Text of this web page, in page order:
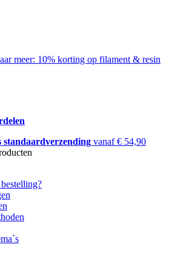
meer: ​​10% korting op filament & resin
vanaf € 54,90